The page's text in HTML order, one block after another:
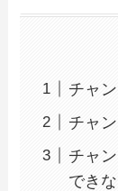
チャ
チャ
チャ
でき